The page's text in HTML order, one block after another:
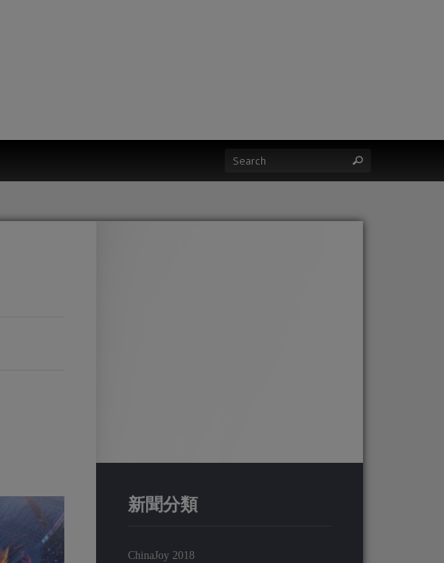
新聞分類
ChinaJoy 2018